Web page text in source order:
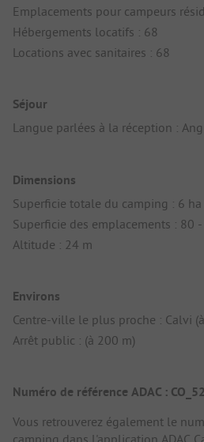
Emplacements pour campeurs
Hébergements locatifs : 68
Locations avec sanitaires : 68
Séjour
Langue parlées à la réception :
Dimensions
Superficie totale du camping : 6 ha
Superficie des emplacements : 80
Altitude : 24 m
Environs
Centre-ville le plus proche : Calvi
Arrêt public : (à 200 m)
Numéro de référence ADAC :
Vous retrouverez également le